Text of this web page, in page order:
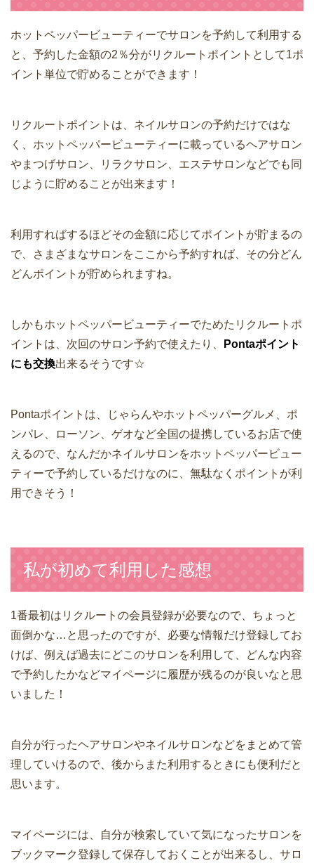
ホットペッパービューティーでサロンを予約して利用する
と、予約した金額の2％分がリクルートポイントとして1ポ
イント単位で貯めることができます！
リクルートポイントは、ネイルサロンの予約だけではな
く、ホットペッパービューティーに載っているヘアサロン
やまつげサロン、リラクサロン、エステサロンなどでも同
じように貯めることが出来ます！
利用すればするほどその金額に応じてポイントが貯まるの
で、さまざまなサロンをここから予約すれば、その分どん
どんポイントが貯められますね。
しかもホットペッパービューティーでためたリクルートポ
イントは、次回のサロン予約で使えたり、
Pontaポイント
にも交換出来るそうです☆
Pontaポイントは、じゃらんやホットペッパーグルメ、ポ
ンパレ、ローソン、ゲオなど全国の提携しているお店で使
えるので、なんだかネイルサロンをホットペッパービュー
ティーで予約しているだけなのに、無駄なくポイントが利
用できそう！
私が初めて利用した感想
1番最初はリクルートの会員登録が必要なので、ちょっと
面倒かな…と思ったのですが、必要な情報だけ登録してお
けば、例えば過去にどこのサロンを利用して、どんな内容
で予約したかなどマイページに履歴が残るのが良いなと思
いました！
自分が行ったヘアサロンやネイルサロンなどをまとめて管
理していけるので、後からまた利用するときにも便利だと
思います。
マイページには、自分が検索していて気になったサロンを
ブックマーク登録して保存しておくことが出来るし、サロ